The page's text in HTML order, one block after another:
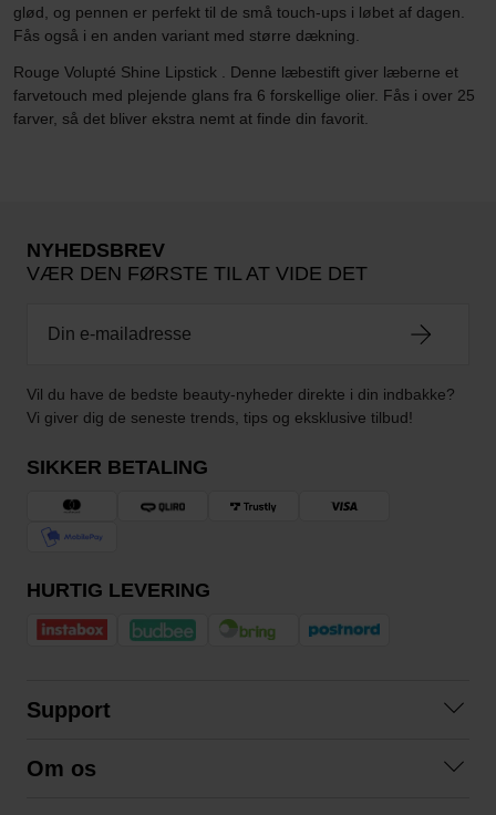
glød, og pennen er perfekt til de små touch-ups i løbet af dagen.
Fås også i en anden variant med større dækning.
Rouge Volupté Shine Lipstick . Denne læbestift giver læberne et
farvetouch med plejende glans fra 6 forskellige olier. Fås i over 25
farver, så det bliver ekstra nemt at finde din favorit.
NYHEDSBREV
VÆR DEN FØRSTE TIL AT VIDE DET
Vil du have de bedste beauty-nyheder direkte i din indbakke?
Vi giver dig de seneste trends, tips og eksklusive tilbud!
SIKKER BETALING
HURTIG LEVERING
Support
Om os